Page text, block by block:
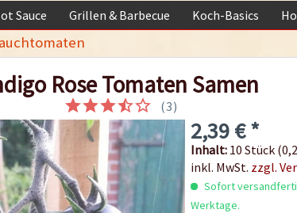
Sauce Grillen & Barbecue Koch-Basics
Rose Tomaten Samen
(3)
2,39 € *
Inhalt: 10 Stück
inkl. MwSt. zzgl.
Sofort
Werktage.